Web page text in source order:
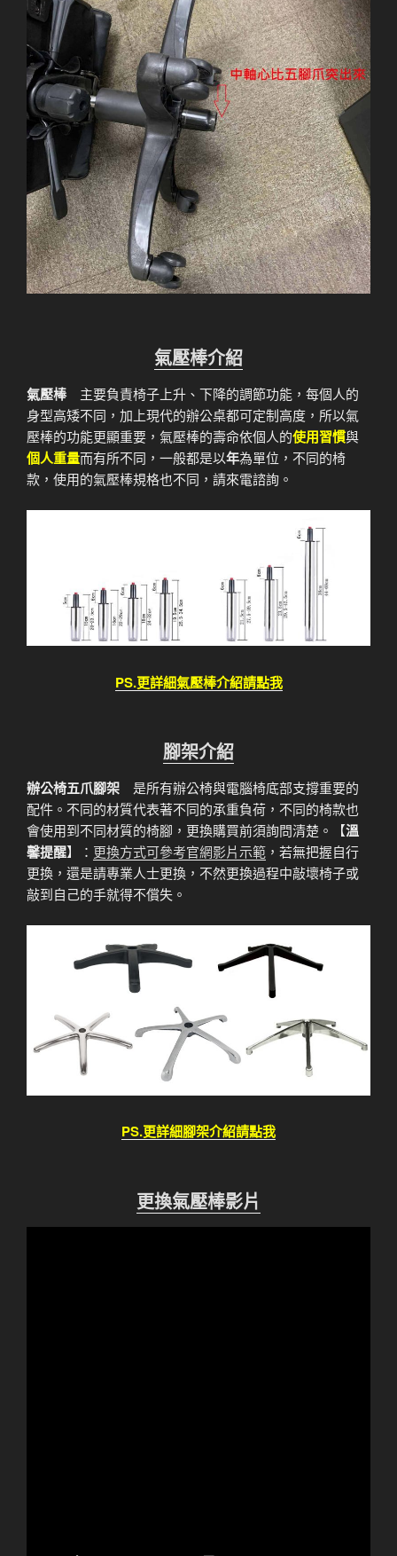
氣壓棒介紹
氣壓棒主要負責椅子上升、下降的調節功能，每個人的
身型高矮不同，加上現代的辦公桌都可定制高度，所以氣
壓棒的功能更顯重要，氣壓棒的壽命依個人的使用習慣與
個人重量而有所不同，一般都是以年為單位，不同的椅
款，使用的氣壓棒規格也不同，請來電諮詢。
PS.更詳細氣壓棒介紹請點我
腳架介紹
辦公椅五爪腳架 是所有辦公椅與電腦椅底部支撐重要的
配件。不同的材質代表著不同的承重負荷，不同的椅款也
會使用到不同材質的椅腳，更換購買前須詢問清楚。【溫
馨提醒】： 更換方式可參考官網影片示範 ，若無把握自行
更換，還是請專業人士更換，不然更換過程中敲壞椅子或
敲到自己的手就得不償失。
PS.更詳細腳架介紹請點我
更換氣壓棒影片